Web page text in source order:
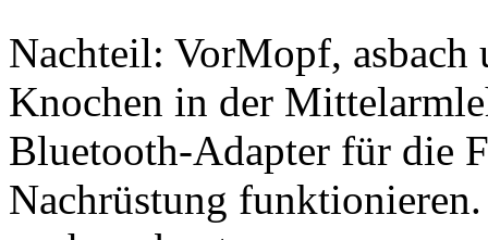
Nachteil: VorMopf,
Knochen in der
Bluetooth-Adapter für die
Nachrüstung